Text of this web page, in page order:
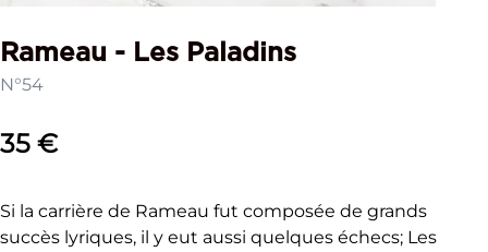
Rameau - Les Paladins
N°54
35 €
Si la carrière de Rameau fut composée de grands
succès lyriques, il y eut aussi quelques échecs; Les